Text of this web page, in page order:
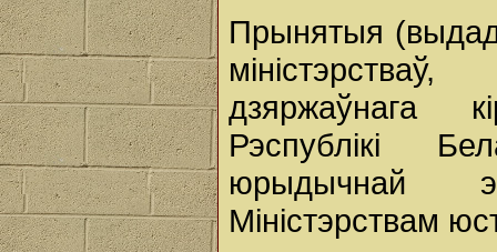
Прынятыя
дзяржаўнага
Рэспублікі
юрыдычнай
Міністэрствам